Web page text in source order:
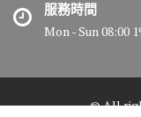
服務時間
Mon - Sun 08:00
© All